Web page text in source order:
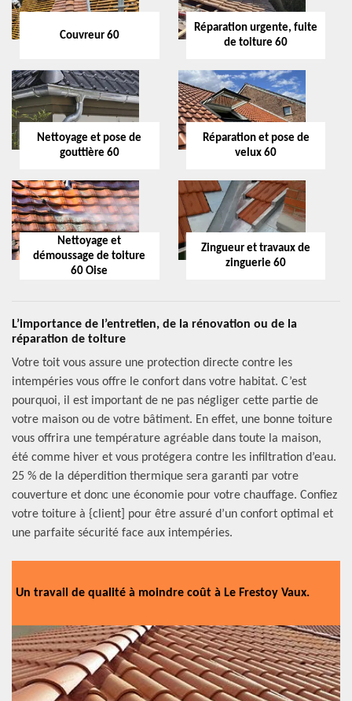
Couvreur 60
Réparation urgente, fuite
de toiture 60
Nettoyage et pose de
gouttière 60
Réparation et pose de
velux 60
Nettoyage et
démoussage de toiture
60 Oise
Zingueur et travaux de
zinguerie 60
L’importance de l’entretien, de la rénovation ou de la
réparation de toiture
Votre toit vous assure une protection directe contre les
intempéries vous offre le confort dans votre habitat. C’est
pourquoi, il est important de ne pas négliger cette partie de
votre maison ou de votre bâtiment. En effet, une bonne toiture
vous offrira une température agréable dans toute la maison,
été comme hiver et vous protégera contre les infiltration d’eau.
25 % de la déperdition thermique sera garanti par votre
couverture et donc une économie pour votre chauffage. Confiez
votre toiture à {client] pour être assuré d’un confort optimal et
une parfaite sécurité face aux intempéries.
Un travail de qualité à moindre coût à Le Frestoy Vaux.